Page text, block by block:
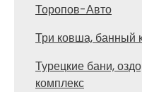
Торопов-Авто
Три ковша, банный
Турецкие бани,
комплекс